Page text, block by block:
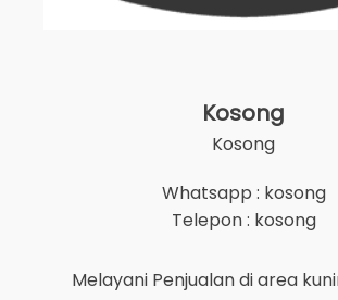
Kosong
Kosong
Whatsapp : kosong
Telepon : kosong
Melayani Penjualan di area